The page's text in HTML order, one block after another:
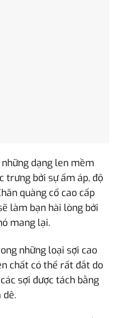
dạng len mềm
trưng bởi sự ấm áp, độ
quàng cổ cao cấp
làm bạn hài lòng bởi
mang lại.
những loại sợi cao
chất có thể rất đắt do
sợi được tách bằng
dê.